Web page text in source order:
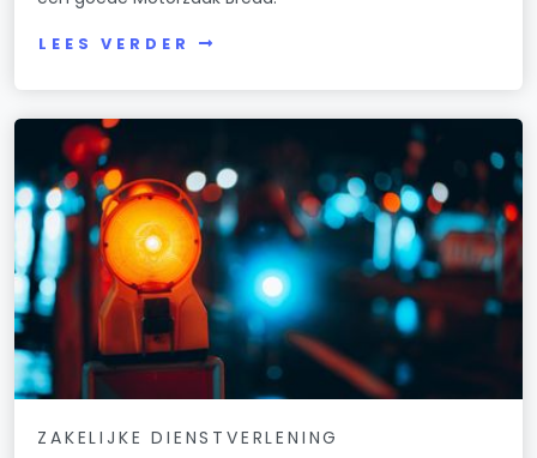
LEES VERDER
ZAKELIJKE DIENSTVERLENING